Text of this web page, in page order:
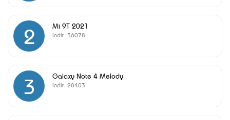
2 Mi 9T 2021
İndir: 36078
3 Galaxy Note 4 Melody
İndir: 28403